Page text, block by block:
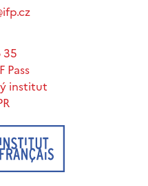
35
Pass
institut